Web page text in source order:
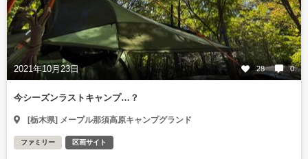
2021年10月23日 28 0
今シーズンラストキャンプ…？
[栃木県] メープル那須高原キャンプグランド
ファミリー 区画サイト